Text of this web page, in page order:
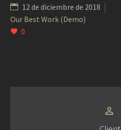
12 de diciembre de 2018
Our Best Work (Demo)
0

